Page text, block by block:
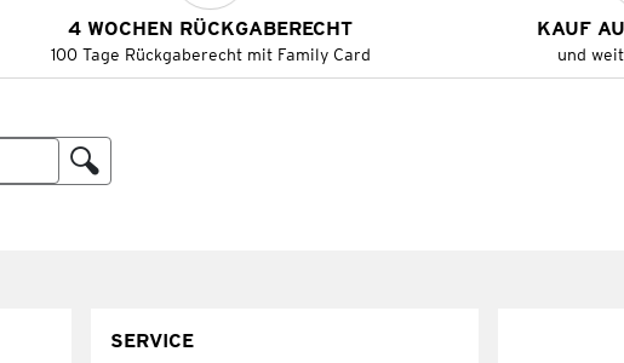
4 WOCHEN RÜCKGABERECHT
100 Tage Rückgaberecht mit Family Card
KAUF
und
SERVICE